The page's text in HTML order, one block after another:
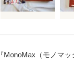
『MonoMax（モノマ